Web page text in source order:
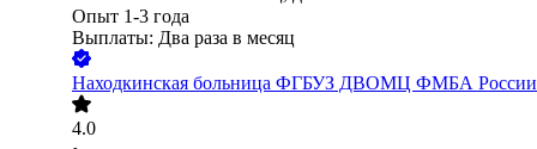
Опыт 1-3 года
Выплаты: Два раза в месяц
Находкинская больница ФГБУЗ ДВОМЦ ФМБА России
4.0